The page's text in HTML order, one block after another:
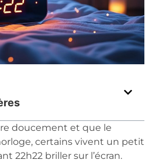
doucement et que le
certains vivent un petit
22h22 briller sur l’écran.